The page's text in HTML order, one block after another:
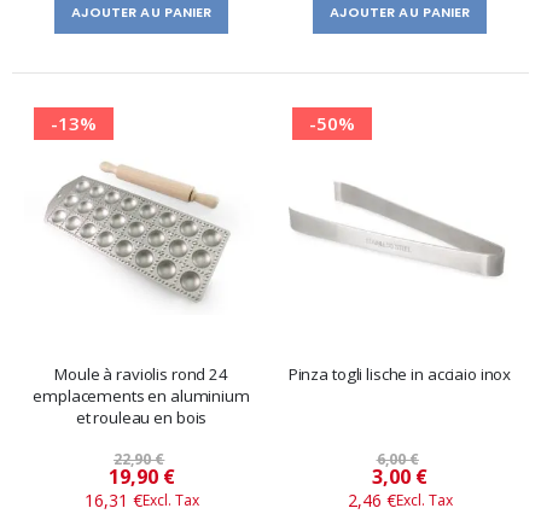
AJOUTER AU PANIER AJOUTER AU PANIER
-13%
Moule à raviolis rond 24
emplacements en aluminium
et rouleau en bois
22,90 €
Prix
​​
spécial
19,90 €
16,31 €
-50%
Pinza togli lische in acciaio inox
6,00 €
Prix
​​
spécial
3,00 €
2,46 €